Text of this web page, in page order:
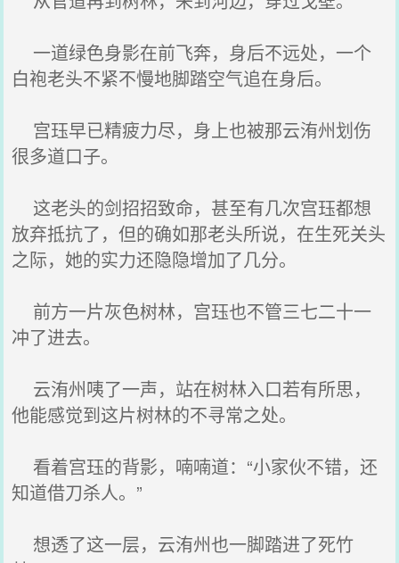
一道绿色身影在前飞奔，身后不远处，一个
白袍老头不紧不慢地脚踏空气追在身后。
宫珏早已精疲力尽，身上也被那云洧州划伤
很多道口子。
这老头的剑招招致命，甚至有几次宫珏都想
放弃抵抗了，但的确如那老头所说，在生死关头
之际，她的实力还隐隐增加了几分。
前方一片灰色树林，宫珏也不管三七二十一
冲了进去。
云洧州咦了一声，站在树林入口若有所思，
他能感觉到这片树林的不寻常之处。
看着宫珏的背影，喃喃道：“小家伙不错，还
知道借刀杀人。”
想透了这一层，云洧州也一脚踏进了死竹